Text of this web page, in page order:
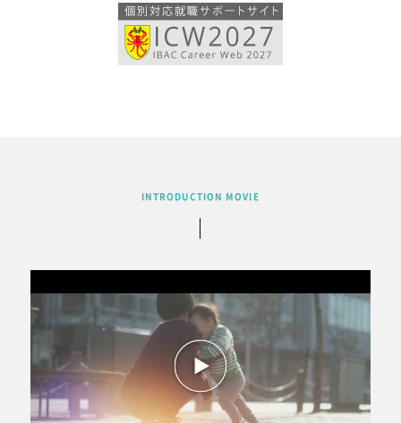
INTRODUCTION MOVIE